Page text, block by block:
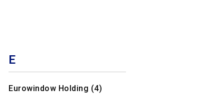
E
Eurowindow Holding (4)